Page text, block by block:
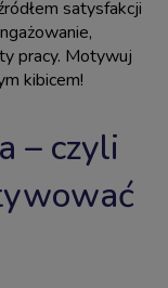
satysfakcji
pracy. Motywuj
kibicem!
– czyli